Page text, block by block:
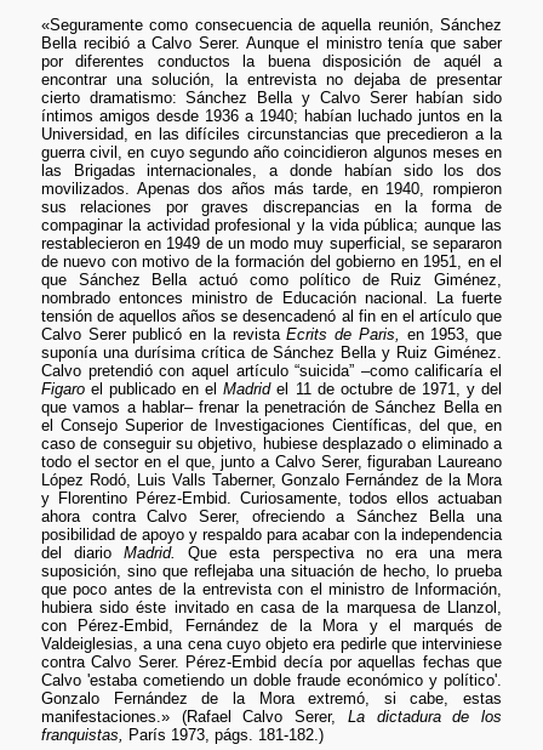
«Seguramente como consecuencia de aquella reunión, Sánchez
Bella recibió a Calvo Serer. Aunque el ministro tenía que saber
por diferentes conductos la buena disposición de aquél a
encontrar una solución, la entrevista no dejaba de presentar
cierto dramatismo: Sánchez Bella y Calvo Serer habían sido
íntimos amigos desde 1936 a 1940; habían luchado juntos en la
Universidad, en las difíciles circunstancias que precedieron a la
guerra civil, en cuyo segundo año coincidieron algunos meses en
las Brigadas internacionales, a donde habían sido los dos
movilizados. Apenas dos años más tarde, en 1940, rompieron
sus relaciones por graves discrepancias en la forma de
compaginar la actividad profesional y la vida pública; aunque las
restablecieron en 1949 de un modo muy superficial, se separaron
de nuevo con motivo de la formación del gobierno en 1951, en el
que Sánchez Bella actuó como político de Ruiz Giménez,
nombrado entonces ministro de Educación nacional. La fuerte
tensión de aquellos años se desencadenó al fin en el artículo que
Calvo Serer publicó en la revistaEcrits de Paris,
en 1953, que
suponía una durísima crítica de Sánchez Bella y Ruiz Giménez.
Calvo pretendió con aquel artículo “suicida” –como calificaría el
Figaroel publicado en elMadridel 11 de octubre de 1971, y del
que vamos a hablar– frenar la penetración de Sánchez Bella en
el Consejo Superior de Investigaciones Científicas, del que, en
caso de conseguir su objetivo, hubiese desplazado o eliminado a
todo el sector en el que, junto a Calvo Serer, figuraban Laureano
López Rodó, Luis Valls Taberner, Gonzalo Fernández de la Mora
y Florentino Pérez-Embid. Curiosamente, todos ellos actuaban
ahora contra Calvo Serer, ofreciendo a Sánchez Bella una
posibilidad de apoyo y respaldo para acabar con la independencia
del diarioMadrid.
Que esta perspectiva no era una mera
suposición, sino que reflejaba una situación de hecho, lo prueba
que poco antes de la entrevista con el ministro de Información,
hubiera sido éste invitado en casa de la marquesa de Llanzol,
con Pérez-Embid, Fernández de la Mora y el marqués de
Valdeiglesias, a una cena cuyo objeto era pedirle que interviniese
contra Calvo Serer. Pérez-Embid decía por aquellas fechas que
Calvo 'estaba cometiendo un doble fraude económico y político'.
Gonzalo Fernández de la Mora extremó, si cabe, estas
manifestaciones.» (Rafael Calvo Serer, La dictadura de los
franquistas,
París 1973, págs. 181-182.)